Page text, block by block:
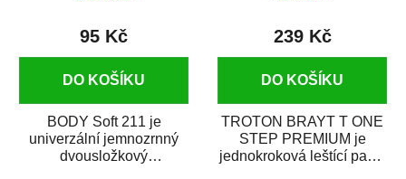
95 Kč
DO KOŠÍKU
BODY Soft 211 je
univerzální jemnozrnný
dvousložkový
239 Kč
DO KOŠÍKU
TROTON BRAYT T ONE
STEP PREMIUM je
jednokroková leštící pasta